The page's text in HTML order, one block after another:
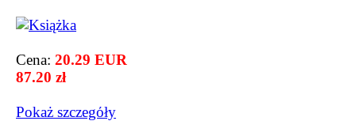
Cena: 20.29 EUR
87.20 zł
Pokaż szczegόły